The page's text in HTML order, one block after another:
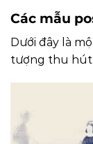
Các mẫu
Dưới đây là
tượng thu hút